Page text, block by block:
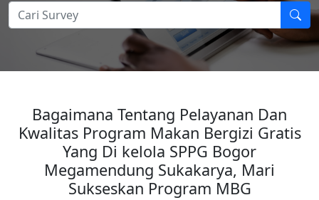
Bagaimana Tentang Pelayanan Dan
Kwalitas Program Makan Bergizi Gratis
Yang Di kelola SPPG Bogor
Megamendung Sukakarya, Mari
Sukseskan Program MBG